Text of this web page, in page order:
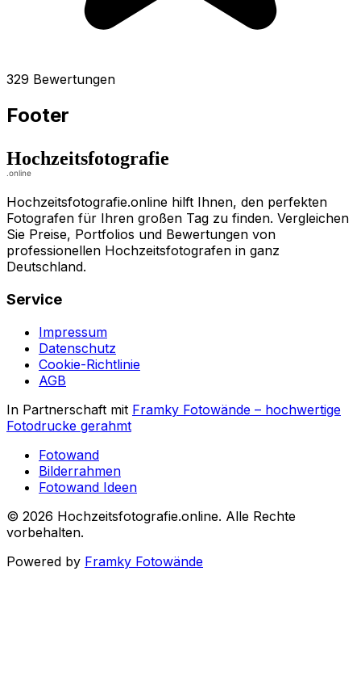
329 Bewertungen
Footer
Hochzeitsfotografie.online hilft Ihnen, den perfekten
Fotografen für Ihren großen Tag zu finden. Vergleichen
Sie Preise, Portfolios und Bewertungen von
professionellen Hochzeitsfotografen in ganz
Deutschland.
Service
Impressum
Datenschutz
Cookie-Richtlinie
AGB
In Partnerschaft mit Framky Fotowände – hochwertige
Fotodrucke gerahmt
Fotowand
Bilderrahmen
Fotowand Ideen
© 2026 Hochzeitsfotografie.online. Alle Rechte
vorbehalten.
Powered by Framky Fotowände